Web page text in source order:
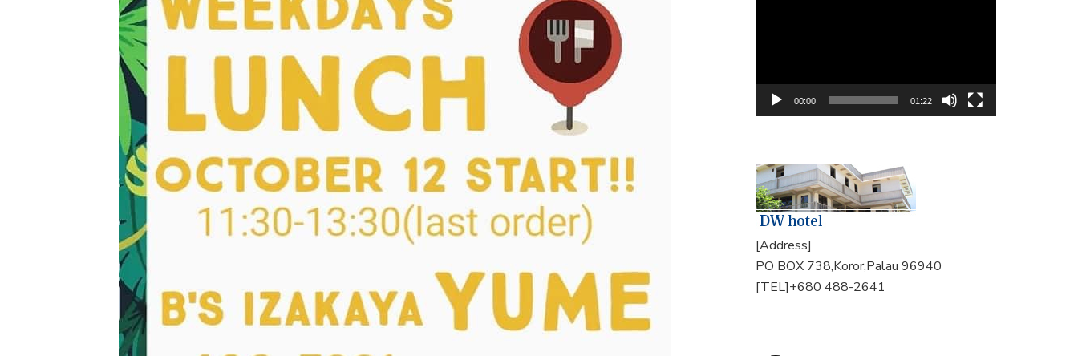
ー
00:00 01:22
[Address]
PO BOX 738,Koror,Palau 96940
[TEL]+680 488-2641